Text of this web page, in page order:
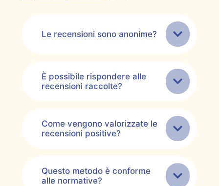
Le recensioni sono anonime?
È possibile rispondere alle
recensioni raccolte?
Come vengono valorizzate le
recensioni positive?
Questo metodo è conforme
alle normative?